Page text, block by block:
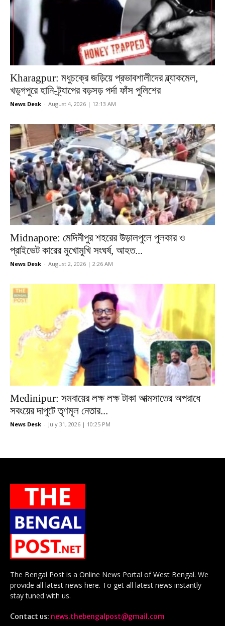
Kharagpur: মধুচক্রে জড়িয়ে প্রভাবশালীদের ব্ল্যাকমেল,
খড়্গপুরে হানি-ট্র্যাপের বড়সড় পর্দা ফাঁস পুলিশের
News Desk - August 4, 2026 | 12:13 AM
Midnapore: মেদিনীপুর শহরের উড়ালপুলে পুলকার ও
প্রাইভেট কারের মুখোমুখি সংঘর্ষ, আহত...
News Desk - August 2, 2026 | 2:26 AM
Medinipur: সমবায়ের লক্ষ লক্ষ টাকা আত্মসাতের অপরাধে
সবংয়ের দাপুটে তৃণমূল নেতার...
News Desk - July 31, 2026 | 10:25 PM
The Bengal Post is a Online News Portal of West Bengal. We
provide all latest news here. To get all latest news instantly
stay tuned with us.
Contact us: news.thebengalpost@gmail.com